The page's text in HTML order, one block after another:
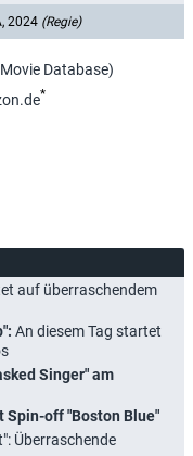
2024 (Regie)
Database)
*
auf überraschendem
An diesem Tag startet
Singer" am
Spin-off "Boston Blue"
Überraschende